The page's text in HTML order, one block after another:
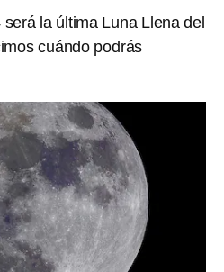
la última Luna Llena del
cuándo podrás